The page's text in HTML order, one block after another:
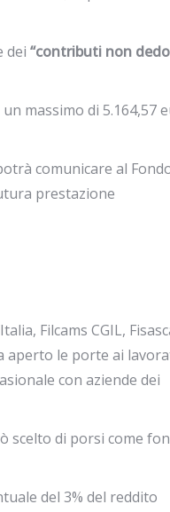
dei “contributi non
massimo di 5.164,57
comunicare al
prestazione
Filcams CGIL,
aperto le porte ai
con aziende dei
scelto di porsi come
del 3% del reddito